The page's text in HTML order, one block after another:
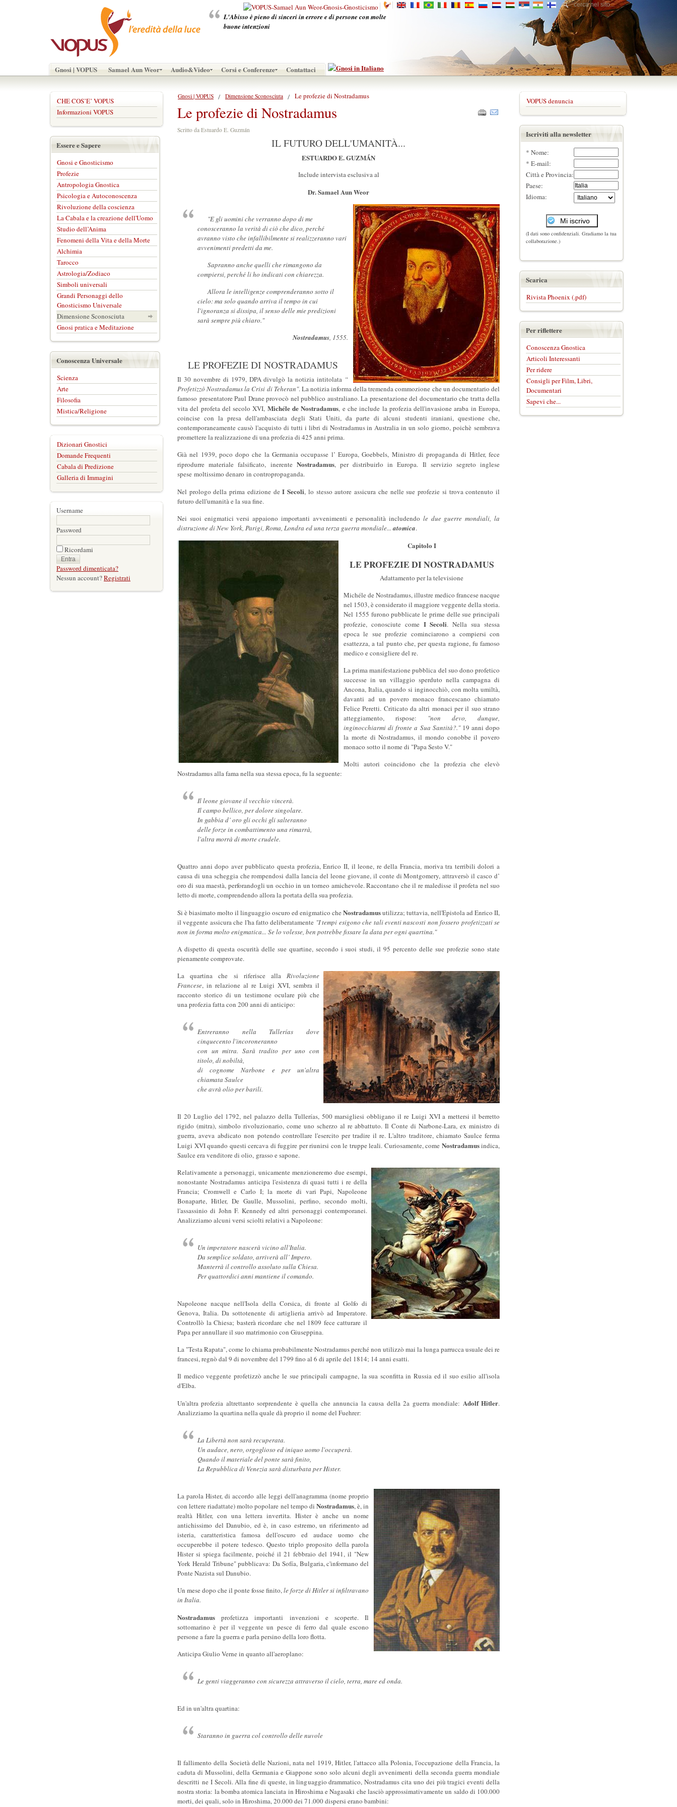
L'Abisso è pieno di sinceri in errore e di persone con molte
buone intenzioni
Gnosi | VOPUS Samael Aun Weor Audio&Video Corsi e Conferenze Contattaci
Gnosi | VOPUS Dimensione Sconosciuta Le profezie di Nostradamus
Le profezie di Nostradamus
Scritto da Estuardo E. Guzmán
IL FUTURO DELL'UMANITÀ...
ESTUARDO E. GUZMÁN
Include intervista esclusiva al
Dr. Samael Aun Weor
"E gli uomini che verranno dopo di me
conosceranno la verità di ciò che dico, perché
avranno visto che infallibilmente si realizzeranno vari
avvenimenti predetti da me.
Sapranno anche quelli che rimangono da
compiersi, perché li ho indicati con chiarezza.
Allora le intelligenze comprenderanno sotto il
cielo: ma solo quando arriva il tempo in cui
l'ignoranza si dissipa, il senso delle mie predizioni
sarà sempre più chiaro."
Nostradamus, 1555.
LE PROFEZIE DI NOSTRADAMUS
Il 30 novembre di 1979, DPA divulgò la notizia intitolata “
Profetizzò Nostradamus la Crisi di Teheran". La notizia informa della tremenda commozione che un documentario del
famoso presentatore Paul Drane provocò nel pubblico australiano. La presentazione del documentario che tratta della
vita del profeta del secolo XVI, Michéle de Nostradamus, e che include la profezia dell'invasione araba in Europa,
coincise con la presa dell'ambasciata degli Stati Uniti, da parte di alcuni studenti iraniani, questione che,
contemporaneamente causò l'acquisto di tutti i libri di Nostradamus in Australia in un solo giorno, poichè sembrava
promettere la realizzazione di una profezia di 425 anni prima.
Già nel 1939, poco dopo che la Germania occupasse l’ Europa, Goebbels, Ministro di propaganda di Hitler, fece
riprodurre materiale falsificato, inerente Nostradamus, per distribuirlo in Europa. Il servizio segreto inglese
spese moltissimo denaro in contropropaganda.
Nel prologo della prima edizione deI Secoli, lo stesso autore assicura che nelle sue profezie si trova contenuto il
futuro dell'umanità e la sua fine.
Nei suoi enigmatici versi appaiono importanti avvenimenti e personalità includendo le due guerre mondiali, la
distruzione di New York, Parigi, Roma, Londra ed una terza guerra mondiale...atomica.
Capitolo I
LE PROFEZIE DI NOSTRADAMUS
Adattamento per la televisione
Michéle de Nostradamus, illustre medico francese nacque
nel 1503, è considerato il maggiore veggente della storia.
Nel 1555 furono pubblicate le prime delle sue principali
profezie, conosciute come I Secoli. Nella sua stessa
epoca le sue profezie cominciarono a compiersi con
esattezza, a tal punto che, per questa ragione, fu famoso
medico e consigliere del re.
La prima manifestazione pubblica del suo dono profetico
successe in un villaggio sperduto nella campagna di
Ancona, Italia, quando si inginocchiò, con molta umiltà,
davanti ad un povero monaco francescano chiamato
Felice Peretti. Criticato da altri monaci per il suo strano
atteggiamento, rispose:
"non devo, dunque,
inginocchiarmi di fronte a Sua Santità?."19 anni dopo
la morte di Nostradamus, il mondo conobbe il povero
monaco sotto il nome di "Papa Sesto V."
Molti autori coincidono che la profezia che elevò
Nostradamus alla fama nella sua stessa epoca, fu la seguente:
Il leone giovane il vecchio vincerà.
Il campo bellico, per dolore singolare.
In gabbia d’ oro gli occhi gli salteranno
delle forze in combattimento una rimarrà,
l'altra morrà di morte crudele.
Quattro anni dopo aver pubblicato questa profezia, Enrico II, il leone, re della Francia, moriva tra terribili dolori a
causa di una scheggia che rompendosi dalla lancia del leone giovane, il conte di Montgomery, attraversò il casco d’
oro di sua maestà, perforandogli un occhio in un torneo amichevole. Raccontano che il re maledisse il profeta nel suo
letto di morte, comprendendo allora la portata della sua profezia.
Si è biasimato molto il linguaggio oscuro ed enigmatico che Nostradamusutilizza; tuttavia, nell'Epistola ad Enrico II,
il veggente assicura che l'ha fatto deliberatamente "I tempi esigono che tali eventi nascosti non fossero profetizzati se
non in forma molto enigmatica... Se lo volesse, ben potrebbe fissare la data per ogni quartina."
A dispetto di questa oscurità delle sue quartine, secondo i suoi studi, il 95 percento delle sue profezie sono state
pienamente comprovate.
La quartina che si riferisce alla Rivoluzione
Francese, in relazione al re Luigi XVI, sembra il
racconto storico di un testimone oculare più che
una profezia fatta con 200 anni di anticipo:
Entreranno nella Tullerías dove
cinquecento l'incoroneranno
con un mitra. Sarà tradito per uno con
titolo, di nobiltà,
di cognome Narbone e per un'altra
chiamata Saulce
che avrà olio per barili.
Il 20 Luglio del 1792, nel palazzo della Tullerías, 500 marsigliesi obbligano il re Luigi XVI a mettersi il berretto
rigido (mitra), simbolo rivoluzionario, come uno scherzo al re abbattuto. Il Conte di Narbone-Lara, ex ministro di
guerra, aveva abdicato non potendo controllare l'esercito per tradire il re. L'altro traditore, chiamato Saulce ferma
Luigi XVI quando questi cercava di fuggire per riunirsi con le truppe leali. Curiosamente, come Nostradamusindica,
Saulce era venditore di olio, grasso e sapone.
Relativamente a personaggi, unicamente menzioneremo due esempi,
nonostante Nostradamus anticipa l'esistenza di quasi tutti i re della
Francia; Cromwell e Carlo I; la morte di vari Papi, Napoleone
Bonaparte, Hitler, De Gaulle, Mussolini, perfino, secondo molti,
l'assassinio di John F. Kennedy ed altri personaggi contemporanei.
Analizziamo alcuni versi sciolti relativi a Napoleone:
Un imperatore nascerà vicino all'Italia.
Da semplice soldato, arriverà all’ Impero.
Manterrà il controllo assoluto sulla Chiesa.
Per quattordici anni mantiene il comando.
Napoleone nacque nell'Isola della Corsica, di fronte al Golfo di
Genova, Italia. Da sottotenente di artiglieria arrivò ad Imperatore.
Controllò la Chiesa; basterà ricordare che nel 1809 fece catturare il
Papa per annullare il suo matrimonio con Giuseppina.
La "Testa Rapata", come lo chiama probabilmente Nostradamus perché non utilizzò mai la lunga parrucca usuale dei re
francesi, regnò dal 9 di novembre del 1799 fino al 6 di aprile del 1814; 14 anni esatti.
Il medico veggente profetizzò anche le sue principali campagne, la sua sconfitta in Russia ed il suo esilio all'isola
d'Elba.
Un'altra profezia altrettanto sorprendente è quella che annuncia la causa della 2a guerra mondiale: Adolf Hitler.
Analizziamo la quartina nella quale dà proprio il nome del Fuehrer:
La Libertà non sarà recuperata.
Un audace, nero, orgoglioso ed iniquo uomo l'occuperà.
Quando il materiale del ponte sarà finito,
La Repubblica di Venezia sarà disturbata per Hister.
La parola Hister, di accordo alle leggi dell'anagramma (nome proprio
con lettere riadattate) molto popolare nel tempo di Nostradamus, è, in
realtà Hitler, con una lettera invertita. Hister è anche un nome
antichissimo del Danubio, ed è, in caso estremo, un riferimento ad
isteria, caratteristica famosa dell'oscuro ed audace uomo che
occuperebbe il potere tedesco. Questo triplo proposito della parola
Hister si spiega facilmente, poiché il 21 febbraio del 1941, il "New
York Herald Tribune" pubblicava: Da Sofía, Bulgaria, c'informano del
Ponte Nazista sul Danubio.
Un mese dopo che il ponte fosse finito,le forze di Hitler si infiltravano
in Italia.
Nostradamus profetizza importanti invenzioni e scoperte. Il
sottomarino è per il veggente un pesce di ferro dal quale escono
persone a fare la guerra e parla persino della loro flotta.
Anticipa Giulio Verne in quanto all'aeroplano:
Le genti viaggeranno con sicurezza attraverso il cielo, terra, mare ed onda.
Ed in un'altra quartina:
Staranno in guerra col controllo delle nuvole
Il fallimento della Società delle Nazioni, nata nel 1919, Hitler, l'attacco alla Polonia, l'occupazione della Francia, la
caduta di Mussolini, della Germania e Giappone sono solo alcuni degli avvenimenti della seconda guerra mondiale
descritti ne I Secoli. Alla fine di queste, in linguaggio drammatico, Nostradamus cita uno dei più tragici eventi della
nostra storia: la bomba atomica lanciata in Hiroshima e Nagasaki che lasciò approssimativamente un saldo di 100.000
morti, dei quali, solo in Hiroshima, 20.000 dei 71.000 dispersi erano bambini:
CHE COS’E’ VOPUS
Informazioni VOPUS
Essere e Sapere
Gnosi e Gnosticismo
Profezie
Antropologia Gnostica
Psicologia e Autoconoscenza
Rivoluzione della coscienza
La Cabala e la creazione dell'Uomo
Studio dell’Anima
Fenomeni della Vita e della Morte
Alchimia
Tarocco
Astrologia/Zodiaco
Simboli universali
Grandi Personaggi dello
Gnosticismo Universale
Dimensione Sconosciuta
Gnosi pratica e Meditazione
Conoscenza Universale
Scienza
Arte
Filosofia
Mistica/Religione
Dizionari Gnostici
Domande Frequenti
Cabala di Predizione
Galleria di Immagini
Username
Password
Ricordami
Password dimenticata?
Nessun account?Registrati
VOPUS denuncia
Iscriviti alla newsletter
* Nome:
* E-mail:
Città e Provincia:
Paese:
Idioma:
(I dati sono confidenziali. Gradiamo la tua
collaborazione.)
Scarica
Rivista Phoenix (.pdf)
Per riflettere
Conoscenza Gnostica
Articoli Interessanti
Per ridere
Consigli per Film, Libri,
Documentari
Sapevi che...